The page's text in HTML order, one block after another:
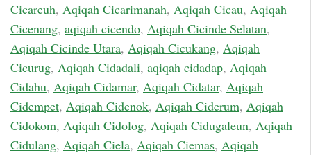
Cicareuh, Aqiqah Cicarimanah, Aqiqah Cicau, Aqiqah
Cicenang, aqiqah cicendo, Aqiqah Cicinde Selatan,
Aqiqah Cicinde Utara, Aqiqah Cicukang, Aqiqah
Cicurug, Aqiqah Cidadali, aqiqah cidadap, Aqiqah
Cidahu, Aqiqah Cidamar, Aqiqah Cidatar, Aqiqah
Cidempet, Aqiqah Cidenok, Aqiqah Ciderum, Aqiqah
Cidokom, Aqiqah Cidolog, Aqiqah Cidugaleun, Aqiqah
Cidulang, Aqiqah Ciela, Aqiqah Ciemas, Aqiqah